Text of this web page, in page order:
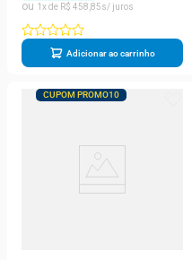
1
R$ 458 85
Adicionar ao carrinho
CUPOM PROMO10